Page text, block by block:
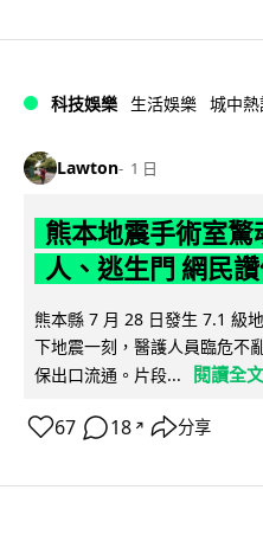
科技娛樂 生活娛樂 城中
Lawton 1 日
熊本地震手術室
人、逃生門 網民
熊本縣 7 月 28 日發生 7.1 級
下地震一刻，醫護人員臨危不
保出口流通。片段...
閱讀全文
67 18 ↗ 分享